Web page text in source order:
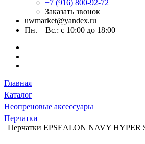
+7 (916) 800-92-72
Заказать звонок
uwmarket@yandex.ru
Пн. – Вс.: с 10:00 до 18:00
Главная
Каталог
Неопреновые аксессуары
Перчатки
Перчатки EPSEALON NAVY HYPER